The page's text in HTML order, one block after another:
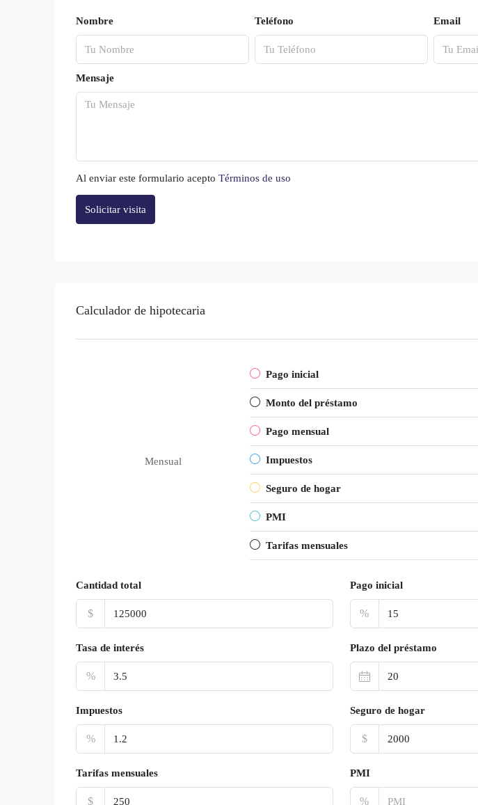
Nombre Teléfono Email
Mensaje
Al enviar este formulario acepto Términos de uso
Solicitar visita
Calculador de hipotecaria
Mensual
Pago inicial
Monto del préstamo
Pago mensual
Impuestos
Seguro de hogar
PMI
Tarifas mensuales
Cantidad total
$
Pago inicial
%
Tasa de interés
%
Plazo del préstamo
Impuestos
%
Seguro de hogar
$
Tarifas mensuales
$
PMI
%